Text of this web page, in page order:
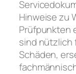
Hinweise zu
Prüfpunkten
sind nützlich
Schäden,